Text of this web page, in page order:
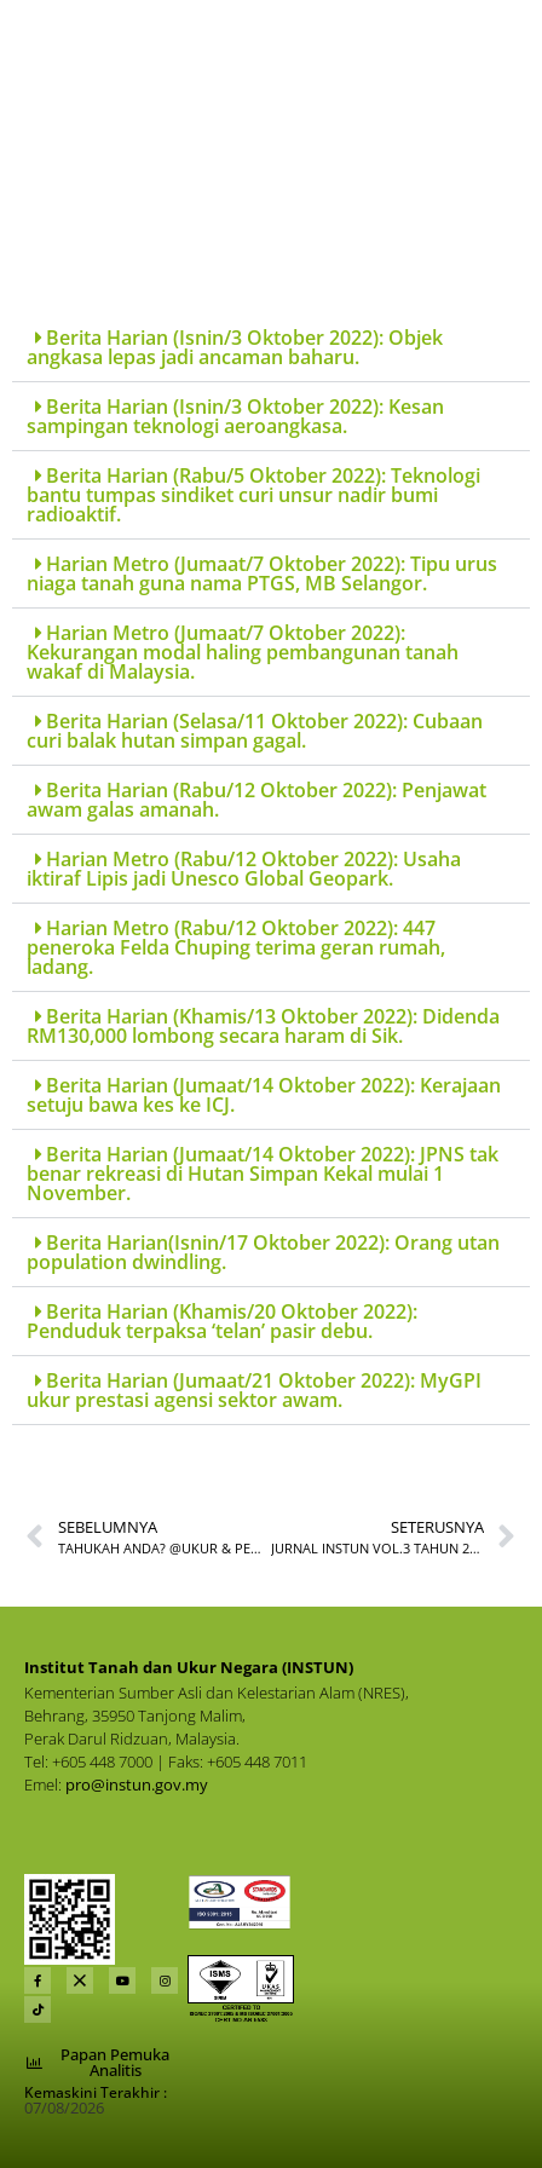
Berita Harian (Isnin/3 Oktober 2022): Objek
angkasa lepas jadi ancaman baharu.
Berita Harian (Isnin/3 Oktober 2022): Kesan
sampingan teknologi aeroangkasa.
Berita Harian (Rabu/5 Oktober 2022): Teknologi
bantu tumpas sindiket curi unsur nadir bumi
radioaktif.
Harian Metro (Jumaat/7 Oktober 2022): Tipu urus
niaga tanah guna nama PTGS, MB Selangor.
Harian Metro (Jumaat/7 Oktober 2022):
Kekurangan modal haling pembangunan tanah
wakaf di Malaysia.
Berita Harian (Selasa/11 Oktober 2022): Cubaan
curi balak hutan simpan gagal.
Berita Harian (Rabu/12 Oktober 2022): Penjawat
awam galas amanah.
Harian Metro (Rabu/12 Oktober 2022): Usaha
iktiraf Lipis jadi Unesco Global Geopark.
Harian Metro (Rabu/12 Oktober 2022): 447
peneroka Felda Chuping terima geran rumah,
ladang.
Berita Harian (Khamis/13 Oktober 2022): Didenda
RM130,000 lombong secara haram di Sik.
Berita Harian (Jumaat/14 Oktober 2022): Kerajaan
setuju bawa kes ke ICJ.
Berita Harian (Jumaat/14 Oktober 2022): JPNS tak
benar rekreasi di Hutan Simpan Kekal mulai 1
November.
Berita Harian(Isnin/17 Oktober 2022): Orang utan
population dwindling.
Berita Harian (Khamis/20 Oktober 2022):
Penduduk terpaksa ‘telan’ pasir debu.
Berita Harian (Jumaat/21 Oktober 2022): MyGPI
ukur prestasi agensi sektor awam.
SEBELUMNYA
TAHUKAH ANDA? @UKUR & PEMETAAN INSTUN – OKTOBER 2022
SETERUSNYA
JURNAL INSTUN VOL.3 TAHUN 2020
Institut Tanah dan Ukur Negara (INSTUN)
Kementerian Sumber Asli dan Kelestarian Alam (NRES),
Behrang, 35950 Tanjong Malim,
Perak Darul Ridzuan, Malaysia.
Tel: +605 448 7000 | Faks: +605 448 7011
Emel: pro@instun.gov.my
Papan Pemuka
Analitis
Kemaskini Terakhir :
07/08/2026